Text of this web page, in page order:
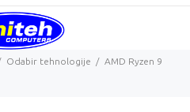
Odabir tehnologije AMD Ryzen 9